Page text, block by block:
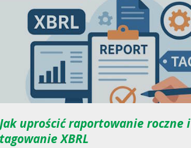
Jak uprościć raportowanie roczne i
tagowanie XBRL